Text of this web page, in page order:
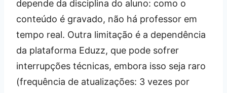
depende da disciplina do aluno: como o
conteúdo é gravado, não há professor em
tempo real. Outra limitação é a dependência
da plataforma Eduzz, que pode sofrer
interrupções técnicas, embora isso seja raro
(frequência de atualizações: 3 vezes por